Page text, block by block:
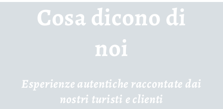
Cosa dicono di
noi
Esperienze autentiche raccontate dai
nostri turisti e clienti